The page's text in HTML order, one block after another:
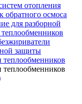
отопления
обратного осмоса
для разборной
защиты